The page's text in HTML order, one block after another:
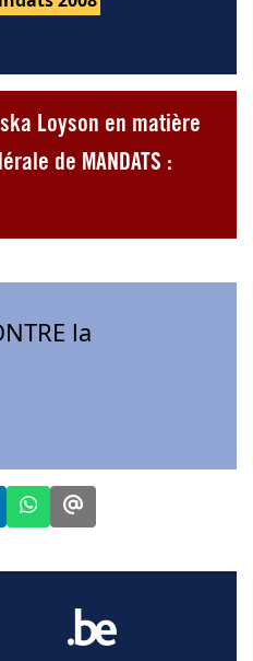
Loyson en matière
de MANDATS :
la